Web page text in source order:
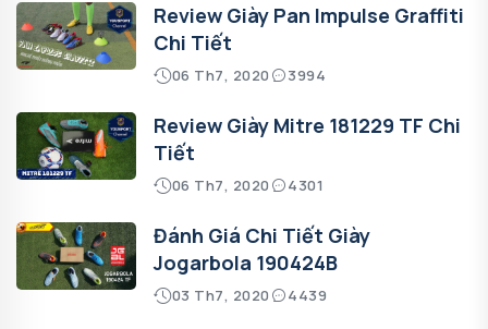
Review Giày Pan Impulse Graffiti
Chi Tiết
06 Th7, 2020 3994
Review Giày Mitre 181229 TF Chi
Tiết
06 Th7, 2020 4301
Đánh Giá Chi Tiết Giày
Jogarbola 190424B
03 Th7, 2020 4439